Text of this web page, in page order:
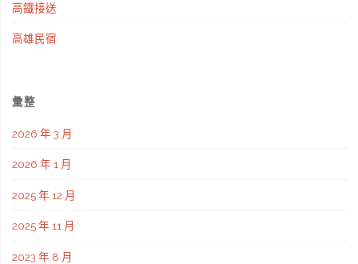
高鐵接送
高雄民宿
彙整
2026 年 3 月
2026 年 1 月
2025 年 12 月
2025 年 11 月
2023 年 8 月